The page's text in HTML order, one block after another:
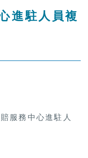
進駐人員複
服務中心進駐人